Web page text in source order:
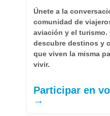
Únete a la
comunidad de
aviación y el turismo.
descubre destinos y
que viven la misma
vivir.
Participar en
→